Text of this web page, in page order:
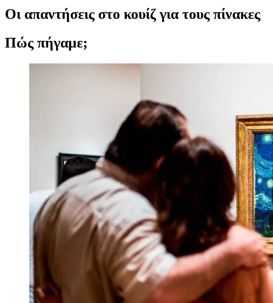
Οι απαντήσεις στο κουίζ για τους πίνακες
Πώς πήγαμε;